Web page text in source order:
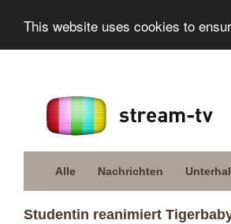
This website uses cookies to
Alle Nachrichten
Studentin reanimiert